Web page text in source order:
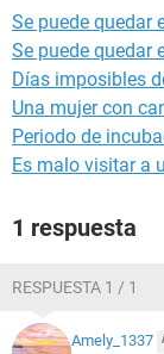
Se puede quedar
Se puede quedar
Días imposibles
Una mujer con
Periodo de
Es malo visitar a
1 respuesta
RESPUESTA 1 / 1
Amely_1337